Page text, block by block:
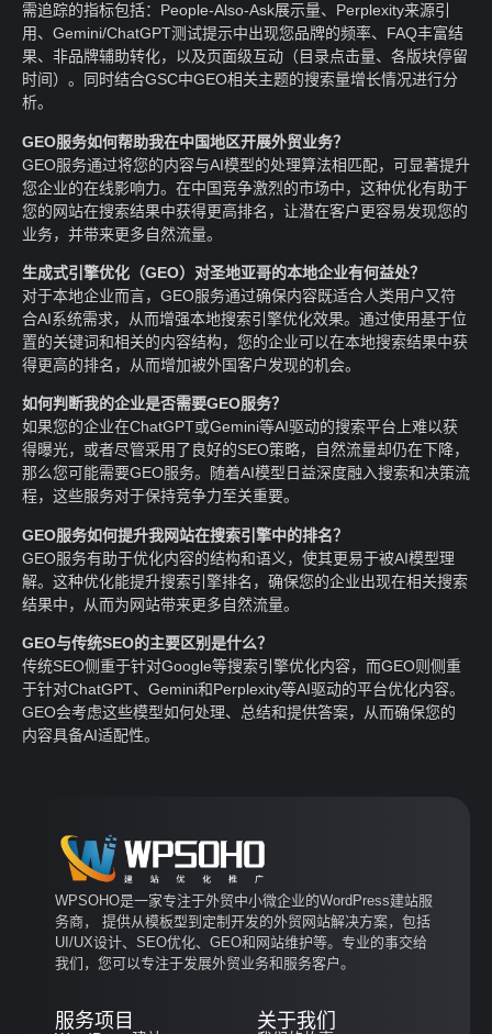
需追踪的指标包括：People-Also-Ask展示量、Perplexity来源引
用、Gemini/ChatGPT测试提示中出现您品牌的频率、FAQ丰富结
果、非品牌辅助转化，以及页面级互动（目录点击量、各版块停留
时间）。同时结合GSC中GEO相关主题的搜索量增长情况进行分
析。
GEO服务如何帮助我在中国地区开展外贸业务？
GEO服务通过将您的内容与AI模型的处理算法相匹配，可显著提升
您企业的在线影响力。在中国竞争激烈的市场中，这种优化有助于
您的网站在搜索结果中获得更高排名，让潜在客户更容易发现您的
业务，并带来更多自然流量。
生成式引擎优化（GEO）对圣地亚哥的本地企业有何益处？
对于本地企业而言，GEO服务通过确保内容既适合人类用户又符
合AI系统需求，从而增强本地搜索引擎优化效果。通过使用基于位
置的关键词和相关的内容结构，您的企业可以在本地搜索结果中获
得更高的排名，从而增加被外国客户发现的机会。
如何判断我的企业是否需要GEO服务？
如果您的企业在ChatGPT或Gemini等AI驱动的搜索平台上难以获
得曝光，或者尽管采用了良好的SEO策略，自然流量却仍在下降，
那么您可能需要GEO服务。随着AI模型日益深度融入搜索和决策流
程，这些服务对于保持竞争力至关重要。
GEO服务如何提升我网站在搜索引擎中的排名？
GEO服务有助于优化内容的结构和语义，使其更易于被AI模型理
解。这种优化能提升搜索引擎排名，确保您的企业出现在相关搜索
结果中，从而为网站带来更多自然流量。
GEO与传统SEO的主要区别是什么？
传统SEO侧重于针对Google等搜索引擎优化内容，而GEO则侧重
于针对ChatGPT、Gemini和Perplexity等AI驱动的平台优化内容。
GEO会考虑这些模型如何处理、总结和提供答案，从而确保您的
内容具备AI适配性。
WPSOHO是一家专注于外贸中小微企业的WordPress建站服
务商， 提供从模板型到定制开发的外贸网站解决方案，包括
UI/UX设计、SEO优化、GEO和网站维护等。专业的事交给
我们，您可以专注于发展外贸业务和服务客户。
服务项目 关于我们